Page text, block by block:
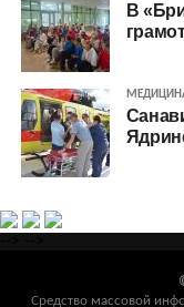
В
Средство массовой